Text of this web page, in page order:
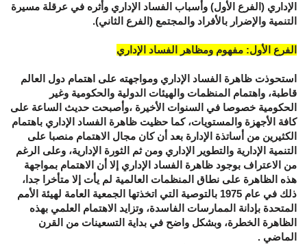
الإداري (الفرع الأول) وأسباب الفساد الإداري وأثره في عرقلة مسيرة
التنمية والإضرار بالأفراد والمجتمع (الفرع الثاني).
الفرع الأول: مفهوم ومظاهر الفساد الإداري
استحوذت ظاهرة الفساد الإداري ومواجهته على اهتمام دول العالم
قاطبة، واهتمام المنظمات والهيئات الدولية والحكومية وغير
الحكومية خصوصا في السنوات الأخيرة ،وأصبحت حديث الساعة على
كافة الأجهزة والمستويات، كما حظيت ظاهرة الفساد الإداري باهتمام
الكثيرين من أساتذة الإدارة بعد أن كان مجال الاهتمام منصبا على
التنمية الإدارية والتطوير الإداري ومن ثم الثورة الإدارية، وعلى الرغم
من الاعتراف بوجود ظاهرة الفساد الإداري إلا أن الاهتمام بمواجهة
هذه الظاهرة على نطاق المنظمات العالمية لم يأت إلا متأخرا جدا،
ذلك في عام 1975 بالتوصية التي اتخذتها الجمعية العامة لهيئة الأمم
المتحدة بإدانة الممارسات الفاسدة، وتزايد الاهتمام العلمي بهذه
الظاهرة الخطرة، وبشكل واضح في بداية التسعينات من القرن
الماضي .